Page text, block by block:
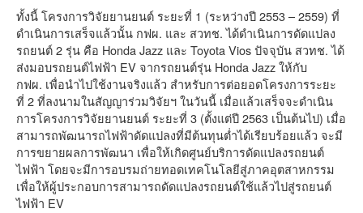
ทั้งนี้ โครงการวิจัยยานยนต์ ระยะที่ 1 (ระหว่างปี 2553 – 2559) ที่
ดำเนินการเสร็จแล้วนั้น กฟผ. และ สวทช. ได้ดำเนินการดัดแปลง
รถยนต์ 2 รุ่น คือ Honda Jazz และ Toyota Vios ปัจจุบัน สวทช. ได้
ส่งมอบรถยนต์ไฟฟ้า EV จากรถยนต์รุ่น Honda Jazz ให้กับ
กฟผ. เพื่อนำไปใช้งานจริงแล้ว สำหรับการต่อยอดโครงการระยะ
ที่ 2 ที่ลงนามในสัญญาร่วมวิจัยฯ ในวันนี้ เมื่อแล้วเสร็จจะดำเนิน
การโครงการวิจัยยานยนต์ ระยะที่ 3 (ตั้งแต่ปี 2563 เป็นต้นไป) เมื่อ
สามารถพัฒนารถไฟฟ้าดัดแปลงที่มีต้นทุนต่ำได้เรียบร้อยแล้ว จะมี
การขยายผลการพัฒนา เพื่อให้เกิดศูนย์บริการดัดแปลงรถยนต์
ไฟฟ้า โดยจะมีการอบรมถ่ายทอดเทคโนโลยีสู่ภาคอุตสาหกรรม
เพื่อให้ผู้ประกอบการสามารถดัดแปลงรถยนต์ใช้แล้วไปสู่รถยนต์
ไฟฟ้า EV